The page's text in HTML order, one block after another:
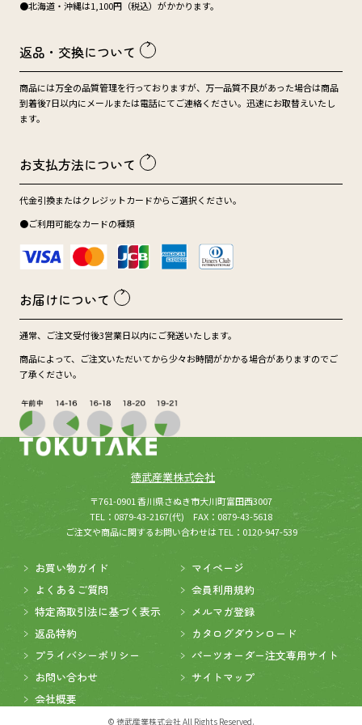
●北海道・沖縄は1,100円（税込）がかかります。
返品・交換について
商品には万全の品質管理を行っておりますが、万一品質不良があった場合は商品
到着後7日以内にメールまたは電話にてご連絡ください。迅速にお取替えいたし
ます。
お支払方法について
代金引換またはクレジットカードからご選択ください。
●ご利用可能なカードの種類
お届けについて
通常、ご注文受付後3営業日以内にご発送いたします。
商品によって、ご注文いただいてから少々お時間がかかる場合がありますのでご
了承ください。
徳武産業株式会社
所在：
〒761-0901 香川県さぬき市大川町富田西3007
TEL：0879-43-2167(代) FAX：0879-43-5618
ご注文や商品に関するお問い合わせは TEL：0120-947-539
お買い物ガイド
よくあるご質問
特定商取引法に基づく表示
返品特約
プライバシーポリシー
お問い合わせ
会社概要
マイページ
会員利用規約
メルマガ登録
カタログダウンロード
パーツオーダー注文専用サイト
サイトマップ
© 徳武産業株式会社 All Rights Reserved.